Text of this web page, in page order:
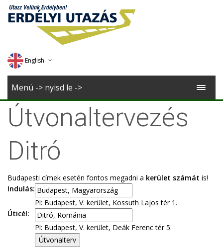
English
Deutsch
Romana
Menü -> nyisd le ->
Útvonaltervezés
Ditró
Budapesti címek esetén fontos megadni a kerület számát is!
Indulás:
Pl: Budapest, V. kerület, Kossuth Lajos tér 1.
Úticél:
Pl: Budapest, V. kerület, Deák Ferenc tér 5.